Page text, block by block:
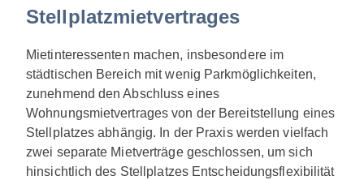
Stellplatzmietvertrages
Mietinteressenten machen, insbesondere im
städtischen Bereich mit wenig Parkmöglichkeiten,
zunehmend den Abschluss eines
Wohnungsmietvertrages von der Bereitstellung eines
Stellplatzes abhängig. In der Praxis werden vielfach
zwei separate Mietverträge geschlossen, um sich
hinsichtlich des Stellplatzes Entscheidungsflexibilität